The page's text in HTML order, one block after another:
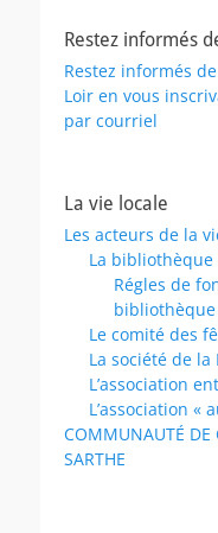
Restez informés
Restez informés
Loir en vous
par courriel
La vie locale
Les acteurs de la
La
Régles de
bibliothèque
Le comité des
La société de la
L’association
L’association «
COMMUNAUTÉ DE
SARTHE